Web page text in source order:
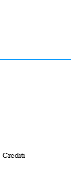
Crediti